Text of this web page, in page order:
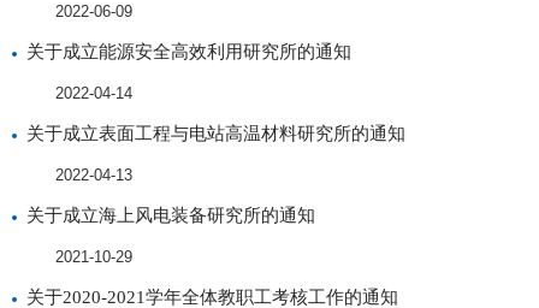
2022-06-09
关于成立能源安全高效利用研究所的通知
2022-04-14
关于成立表面工程与电站高温材料研究所的通知
2022-04-13
关于成立海上风电装备研究所的通知
2021-10-29
关于2020-2021学年全体教职工考核工作的通知